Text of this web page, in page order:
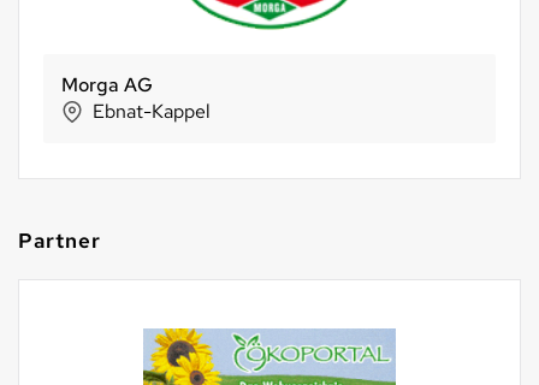
Morga AG
Ebnat-Kappel
Partner